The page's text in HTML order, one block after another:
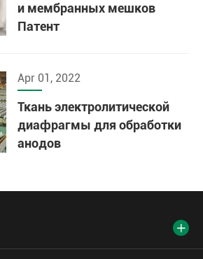
и мембранных мешков
Патент
Apr 01, 2022
Ткань электролитической
диафрагмы для обработки
анодов
